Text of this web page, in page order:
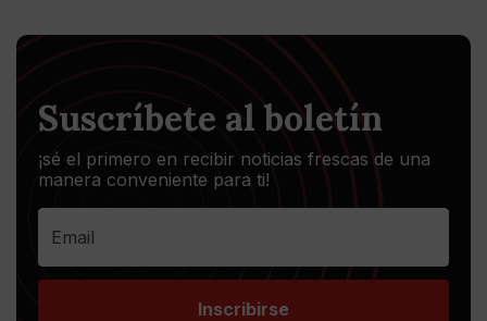
Suscríbete al boletín
¡sé el primero en recibir noticias frescas de una
manera conveniente para ti!
Inscribirse